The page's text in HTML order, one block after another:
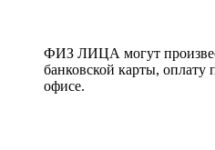
ФИЗ ЛИЦА могут
банковской карты,
офисе.